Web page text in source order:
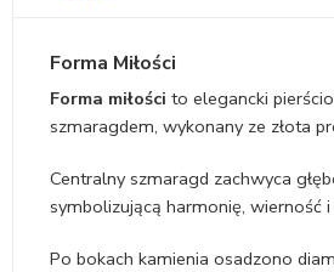
Forma Miłości
Forma miłości to elegancki
szmaragdem, wykonany ze złota
Centralny szmaragd zachwyca
symbolizującą harmonię, wierność
Po bokach kamienia osadzono